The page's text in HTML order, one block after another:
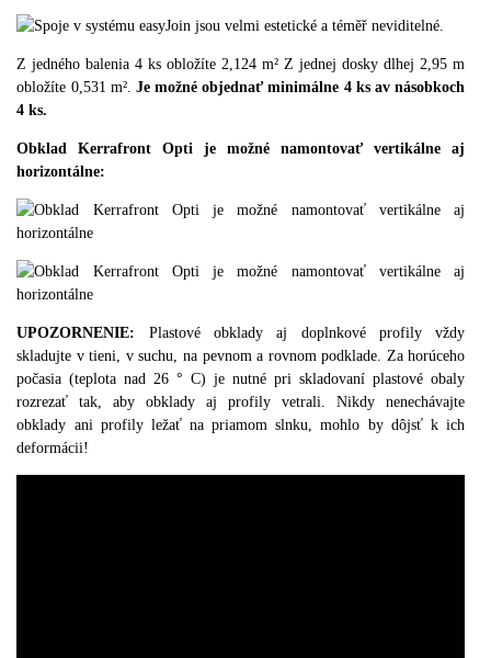
Z jedného balenia 4 ks obložíte 2,124 m² Z jednej dosky dlhej 2,95 m
obložíte 0,531 m². Je možné objednať minimálne 4 ks av násobkoch
4 ks.
Obklad Kerrafront Opti je možné namontovať vertikálne aj
horizontálne:
UPOZORNENIE: Plastové obklady aj doplnkové profily vždy
skladujte v tieni, v suchu, na pevnom a rovnom podklade. Za horúceho
počasia (teplota nad 26 ° C) je nutné pri skladovaní plastové obaly
rozrezať tak, aby obklady aj profily vetrali. Nikdy nenechávajte
obklady ani profily ležať na priamom slnku, mohlo by dôjsť k ich
deformácii!